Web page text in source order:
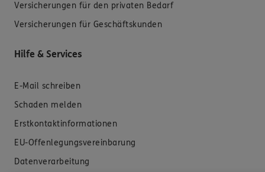
Versicherungen für den privaten Bedarf
Versicherungen für Geschäftskunden
Hilfe & Services
E-Mail schreiben
Schaden melden
Erstkontaktinformationen
EU-Offenlegungsvereinbarung
Datenverarbeitung